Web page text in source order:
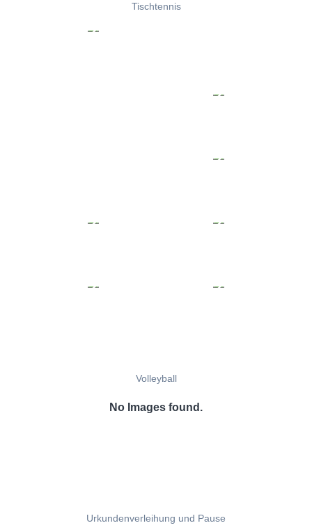
Tischtennis
Volleyball
No Images found.
Urkundenverleihung und Pause